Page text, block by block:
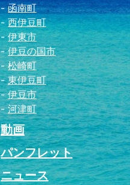
函南町
西伊豆町
伊東市
伊豆の国市
松崎町
東伊豆町
伊豆市
河津町
動画
パンフレット
ニュース